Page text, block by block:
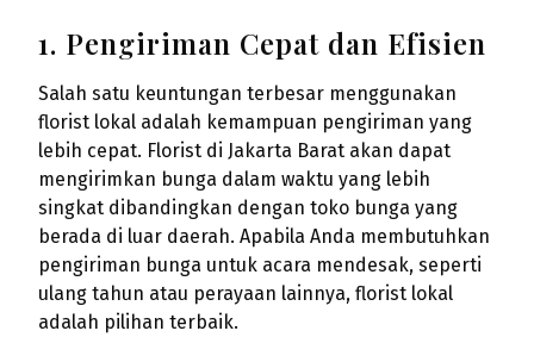
1. Pengiriman Cepat dan Efisien
Salah satu keuntungan terbesar menggunakan
florist lokal adalah kemampuan pengiriman yang
lebih cepat. Florist di Jakarta Barat akan dapat
mengirimkan bunga dalam waktu yang lebih
singkat dibandingkan dengan toko bunga yang
berada di luar daerah. Apabila Anda membutuhkan
pengiriman bunga untuk acara mendesak, seperti
ulang tahun atau perayaan lainnya, florist lokal
adalah pilihan terbaik.